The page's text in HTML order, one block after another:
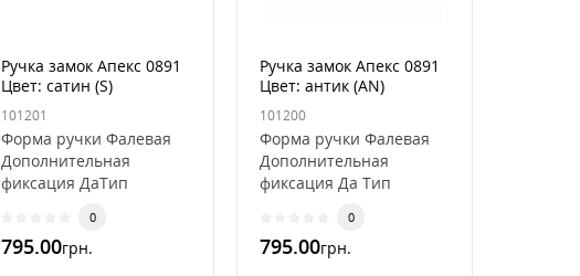
Ручка замок Апекс 0891
Цвет: сатин (S)
101201
Форма ручки Фалевая
Дополнительная
фиксация ДаТип
КлючомКоличество
ключей 3 штПокрытие
0
795.00грн.
Ручка замок Апекс 0891
Цвет: антик (AN)
101200
Форма ручки Фалевая
Дополнительная
фиксация Да Тип
КлючомКоличество
ключей 3 штПокрытие
0
795.00грн.